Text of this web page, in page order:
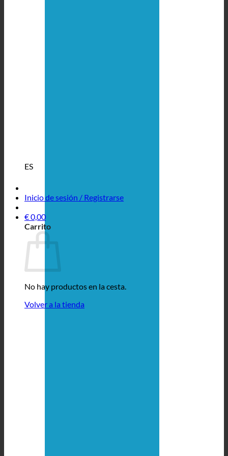
ES
Inicio de sesión / Registrarse
€0,00
Carrito
No hay productos en la cesta.
Volver a la tienda